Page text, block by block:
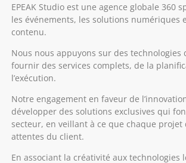
EPEAK Studio est une agence globale 360
les événements, les solutions numériques
contenu.
Nous nous appuyons sur des technologies
fournir des services complets, de la
l’exécution.
Notre engagement en faveur de
développer des solutions exclusives qui
secteur, en veillant à ce que chaque projet
attentes du client.
En associant la créativité aux technologies